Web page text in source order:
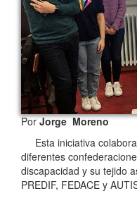
PorJorge Moreno
Esta iniciativa
diferentes
discapacidad y su tejido
PREDIF, FEDACE y